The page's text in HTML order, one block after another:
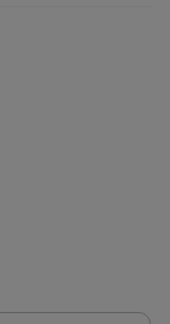
100 pays
toujours offerts
LVMH